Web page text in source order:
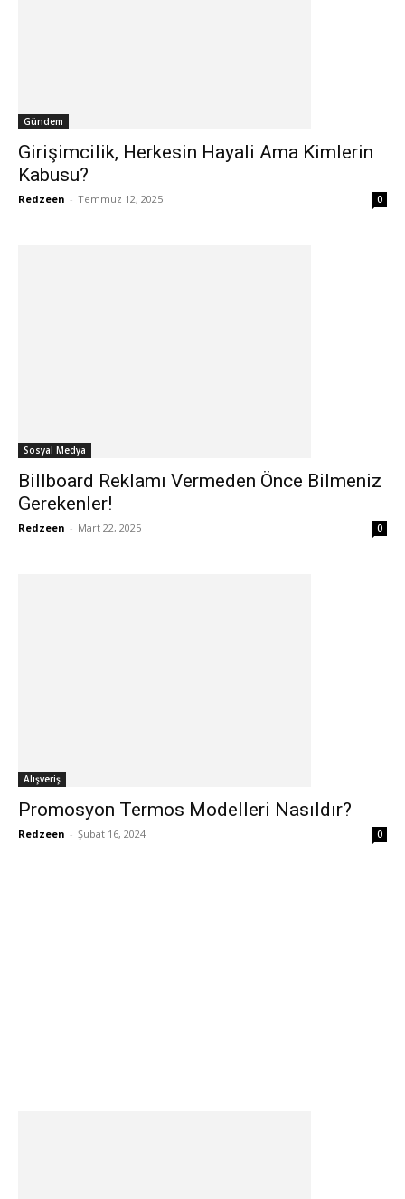
Gündem
Girişimcilik, Herkesin Hayali Ama Kimlerin
Kabusu?
Redzeen - Temmuz 12, 2025 0
Sosyal Medya
Billboard Reklamı Vermeden Önce Bilmeniz
Gerekenler!
Redzeen - Mart 22, 2025 0
Alışveriş
Promosyon Termos Modelleri Nasıldır?
Redzeen - Şubat 16, 2024 0